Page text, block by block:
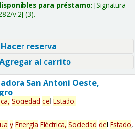
para préstamo: Signatura
v.2 (3).
reserva
al carrito
San Antoni Oeste,
Sociedad del Estado.
y Energía Eléctrica, Sociedad del Estado,